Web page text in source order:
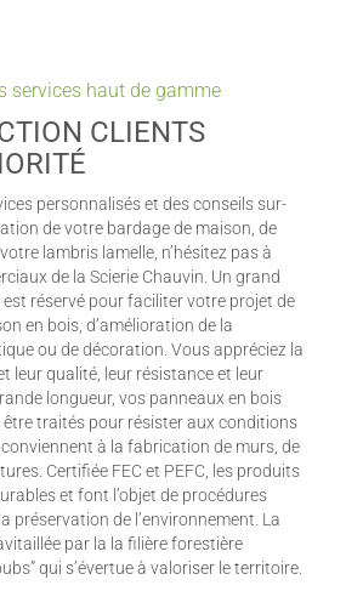
services haut de gamme
CLIENTS
personnalisés et des conseils sur-
de votre bardage de maison, de
lambris lamelle, n’hésitez pas à
de la Scierie Chauvin. Un grand
est réservé pour faciliter votre projet de
en bois, d’amélioration de la
ou de décoration. Vous appréciez la
leur qualité, leur résistance et leur
longueur, vos panneaux en bois
être traités pour résister aux conditions
conviennent à la fabrication de murs, de
Certifiée FEC et PEFC, les produits
et font l’objet de procédures
préservation de l’environnement. La
par la la filière forestière
qui s’évertue à valoriser le territoire.